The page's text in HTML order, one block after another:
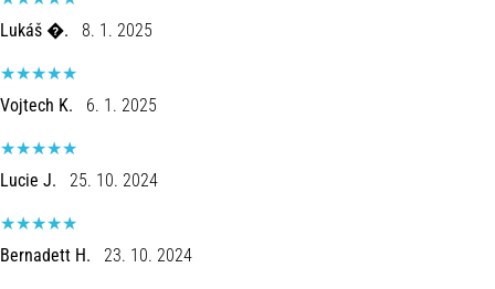
joelho
de
também
conhecido
síndrome
do
iliotibial
(STIT),
Lukáš �. 8. 1. 2025
Vojtech K. 6. 1. 2025
Lucie J. 25. 10. 2024
Bernadett H. 23. 10. 2024